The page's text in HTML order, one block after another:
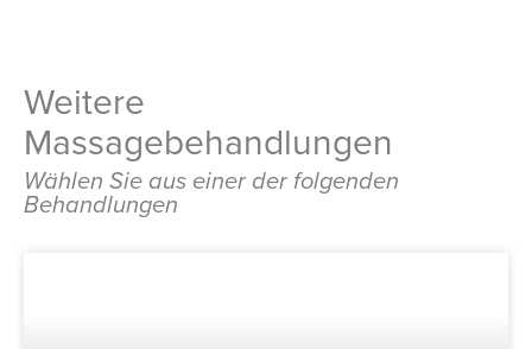
Weitere
Massagebehandlungen
Wählen Sie aus einer der folgenden
Behandlungen